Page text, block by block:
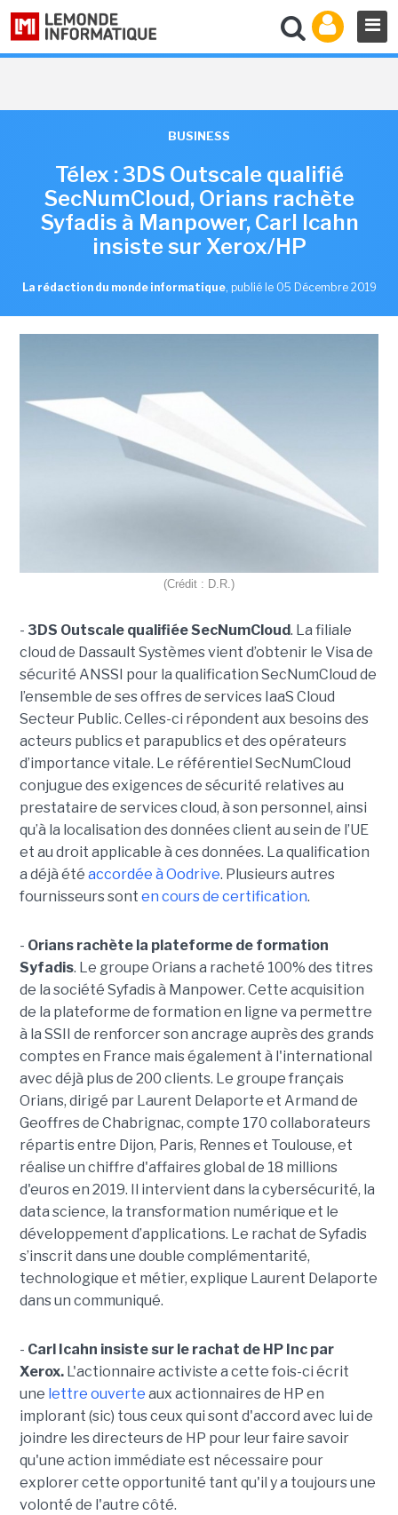
BUSINESS
Télex : 3DS Outscale qualifié
SecNumCloud, Orians rachète
Syfadis à Manpower, Carl Icahn
insiste sur Xerox/HP
La rédaction du monde informatique, publié le 05 Décembre 2019
(Crédit : D.R.)
- 3DS Outscale qualifiée SecNumCloud. La filiale
cloud de Dassault Systèmes vient d’obtenir le Visa de
sécurité ANSSI pour la qualification SecNumCloud de
l’ensemble de ses offres de services IaaS Cloud
Secteur Public. Celles-ci répondent aux besoins des
acteurs publics et parapublics et des opérateurs
d’importance vitale. Le référentiel SecNumCloud
conjugue des exigences de sécurité relatives au
prestataire de services cloud, à son personnel, ainsi
qu’à la localisation des données client au sein de l’UE
et au droit applicable à ces données. La qualification
a déjà été accordée à Oodrive. Plusieurs autres
fournisseurs sont en cours de certification.
- Orians rachète la plateforme de formation
Syfadis. Le groupe Orians a racheté 100% des titres
de la société Syfadis à Manpower. Cette acquisition
de la plateforme de formation en ligne va permettre
à la SSII de renforcer son ancrage auprès des grands
comptes en France mais également à l'international
avec déjà plus de 200 clients. Le groupe français
Orians, dirigé par Laurent Delaporte et Armand de
Geoffres de Chabrignac, compte 170 collaborateurs
répartis entre Dijon, Paris, Rennes et Toulouse, et
réalise un chiffre d'affaires global de 18 millions
d'euros en 2019. Il intervient dans la cybersécurité, la
data science, la transformation numérique et le
développement d’applications. Le rachat de Syfadis
s’inscrit dans une double complémentarité,
technologique et métier, explique Laurent Delaporte
dans un communiqué.
- Carl Icahn insiste sur le rachat de HP Inc par
Xerox. L'actionnaire activiste a cette fois-ci écrit
une lettre ouverte aux actionnaires de HP en
implorant (sic) tous ceux qui sont d'accord avec lui de
joindre les directeurs de HP pour leur faire savoir
qu'une action immédiate est nécessaire pour
explorer cette opportunité tant qu'il y a toujours une
volonté de l'autre côté.